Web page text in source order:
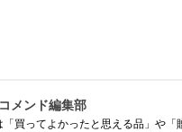
メンド編集部
買ってよかったと思える品」や